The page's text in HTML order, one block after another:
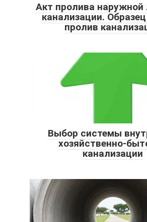
Акт пролива наружной
канализации.
пролив
Выбор системы
хозяйственно-
канализации